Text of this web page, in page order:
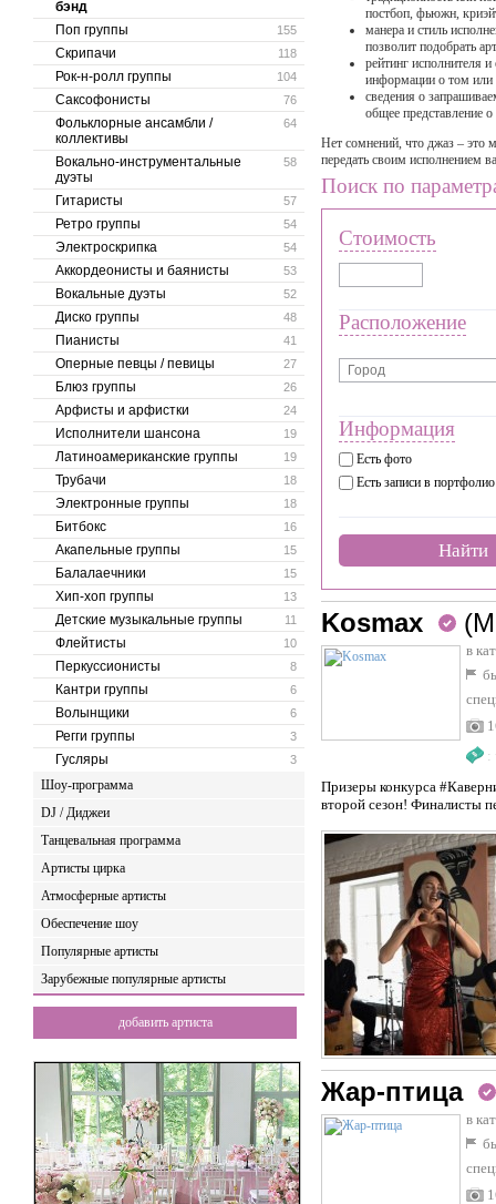
бэнд
155
Поп группы
118
Скрипачи
104
Рок-н-ролл группы
76
Саксофонисты
64
Фольклорные ансамбли /
коллективы
58
Вокально-инструментальные
дуэты
57
Гитаристы
54
Ретро группы
54
Электроскрипка
53
Аккордеонисты и баянисты
52
Вокальные дуэты
48
Диско группы
41
Пианисты
27
Оперные певцы / певицы
26
Блюз группы
24
Арфисты и арфистки
19
Исполнители шансона
19
Латиноамериканские группы
18
Трубачи
18
Электронные группы
16
Битбокс
15
Акапельные группы
15
Балалаечники
13
Хип-хоп группы
11
Детские музыкальные группы
10
Флейтисты
8
Перкуссионисты
6
Кантри группы
6
Волынщики
3
Регги группы
3
Гусляры
Шоу-программа
DJ / Диджеи
Танцевальная программа
Артисты цирка
Атмосферные артисты
Обеспечение шоу
Популярные артисты
Зарубежные популярные артисты
добавить артиста
постбоп, фьюжн,
манера и стиль
позволит подобрать
рейтинг исполнителя
информации о том или
сведения о
общее представление о
Нет сомнений, что джаз – это
передать своим исполнением
Поиск по
Стоимость
Расположение
Информация
Есть фото
Есть записи в портфолио
Найти
Kosmax
в
:
Призеры конкурса
второй сезон! Финалисты
Жар-птица
в